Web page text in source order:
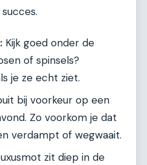
Kijk goed onder de
of spinsels?
je ze echt ziet.
bij voorkeur op een
Zo voorkom je dat
verdampt of wegwaait.
zit diep in de